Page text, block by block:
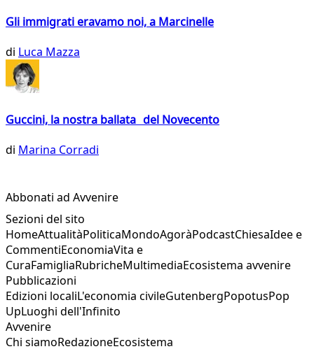
Gli immigrati eravamo noi, a Marcinelle
di Luca Mazza
Guccini, la nostra ballata del Novecento
di Marina Corradi
Abbonati ad Avvenire
Sezioni del sito
HomeAttualitàPoliticaMondoAgoràPodcastChiesaIdee e
CommentiEconomiaVita e
CuraFamigliaRubricheMultimediaEcosistema avvenire
Pubblicazioni
Edizioni localiL'economia civileGutenbergPopotusPop
UpLuoghi dell'Infinito
Avvenire
Chi siamoRedazioneEcosistema